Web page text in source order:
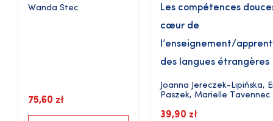
Wanda Stec
75,60 zł
Les compétences
cœur de
l’enseignement/
des langues étrangères
Joanna Jereczek-Lipińska,
Paszek, Marielle Tavennec
39,90 zł